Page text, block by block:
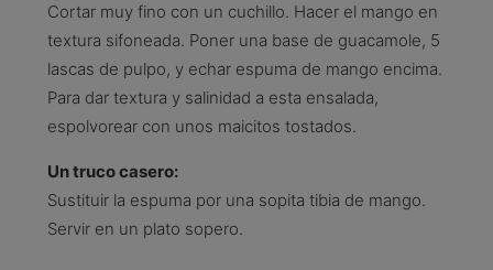
Cortar muy fino con un cuchillo. Hacer el mango en
textura sifoneada. Poner una base de guacamole, 5
lascas de pulpo, y echar espuma de mango encima.
Para dar textura y salinidad a esta ensalada,
espolvorear con unos maicitos tostados.
Un truco casero:
Sustituir la espuma por una sopita tibia de mango.
Servir en un plato sopero.